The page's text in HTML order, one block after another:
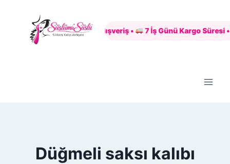
content
Güvenli Alışveriş • 7 İş Günü Kargo Süresi •
Düğmeli saksı kalıbı